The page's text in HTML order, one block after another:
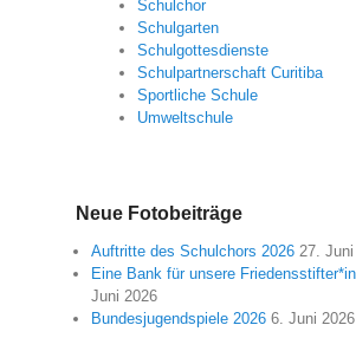
Schulchor
Schulgarten
Schulgottesdienste
Schulpartnerschaft Curitiba
Sportliche Schule
Umweltschule
Neue Fotobeiträge
Auftritte des Schulchors 2026 27.
Eine Bank für unsere
Juni 2026
Bundesjugendspiele 2026 6. Juni 2026